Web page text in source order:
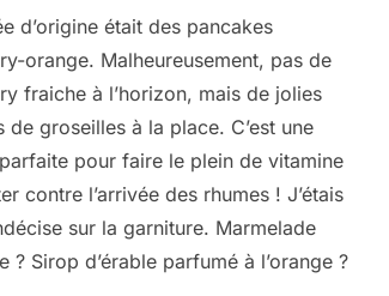
d’origine était des pancakes
orange. Malheureusement, pas de
fraiche à l’horizon, mais de jolies
de groseilles à la place. C’est une
pour faire le plein de vitamine
contre l’arrivée des rhumes ! J’étais
sur la garniture. Marmelade
? Sirop d’érable parfumé à l’orange ?